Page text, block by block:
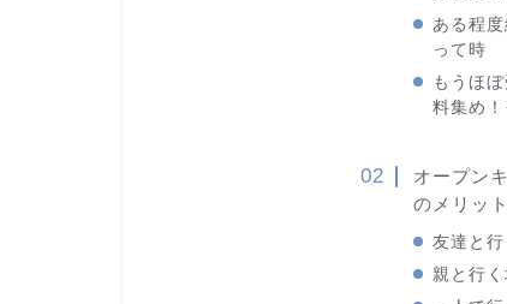
ある程
って時
もうほ
料集め
オープン
のメリッ
友達と行
親と行く